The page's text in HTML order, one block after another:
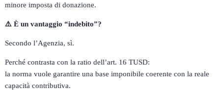
minore imposta di donazione.
⚠️ È un vantaggio “indebito”?
Secondo l’Agenzia, sì.
Perché contrasta con la ratio dell’art. 16 TUSD:
la norma vuole garantire una base imponibile coerente con la reale
capacità contributiva.